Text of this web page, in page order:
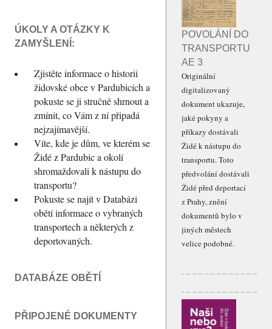
ÚKOLY A OTÁZKY K
ZAMYŠLENÍ:
Zjistěte informace o historii
židovské obce v Pardubicích a
pokuste se ji stručně shrnout a
zmínit, co Vám z ní připadá
nejzajímavější.
Víte, kde je dům, ve kterém se
Židé z Pardubic a okolí
shromaždovali k nástupu do
transportu?
Pokuste se najít v Databázi
obětí informace o vybraných
transportech a některých z
deportovaných.
DATABÁZE OBĚTÍ
PŘIPOJENÉ DOKUMENTY
POVOLÁNÍ DO
TRANSPORTU
AE 3
Originální
digitalizovaný
dokument ukazuje,
jaké pokyny a
příkazy dostávali
Židé k nástupu do
transportu. Toto
předvolání dostávali
Židé před deportací
z Prahy, znění
dokumentů bylo v
jiných městech
velice podobné.